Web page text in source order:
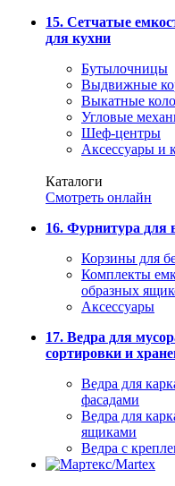
15. Сетчатые
для кухни
Бутылочницы
Выдвижные
Выкатные
Угловые
Шеф-центры
Аксессуары и
Каталоги
Смотреть онлайн
16. Фурнитура для
Корзины для
Комплекты
образных
Аксессуары
17. Ведра для
сортировки и
Ведра для
фасадами
Ведра для
ящиками
Ведра с